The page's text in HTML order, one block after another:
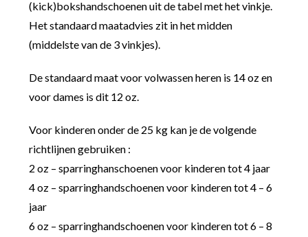
(kick)bokshandschoenen uit de tabel met het vinkje.
Het standaard maatadvies zit in het midden
(middelste van de 3 vinkjes).
De standaard maat voor volwassen heren is 14 oz en
voor dames is dit 12 oz.
Voor kinderen onder de 25 kg kan je de volgende
richtlijnen gebruiken :
2 oz – sparringhanschoenen voor kinderen tot 4 jaar
4 oz – sparringhandschoenen voor kinderen tot 4 – 6
jaar
6 oz – sparringhandschoenen voor kinderen tot 6 – 8